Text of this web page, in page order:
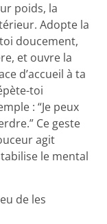
poids, la
Adopte la
doucement,
et ouvre la
d’accueil à ta
toi
: “Je peux
Ce geste
agit
le mental
de les